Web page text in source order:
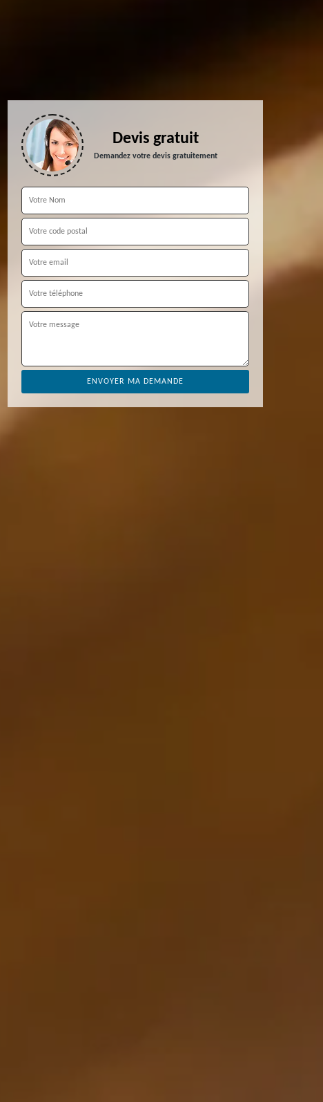
Devis gratuit
Demandez votre devis gratuitement